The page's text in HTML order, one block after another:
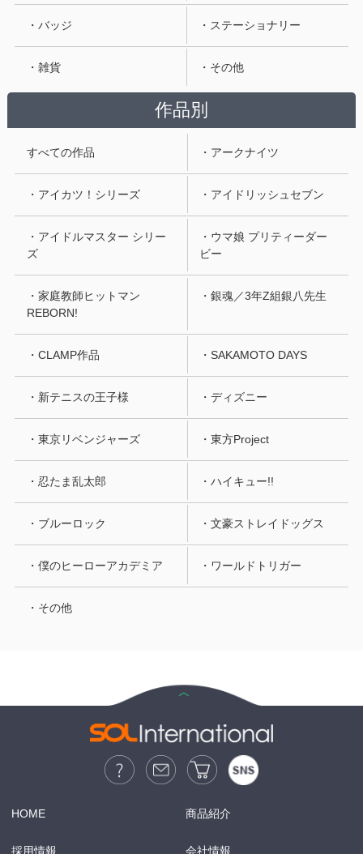
・バッジ ・ステーショナリー
・雑貨 ・その他
作品別
すべての作品 ・アークナイツ
・アイカツ！シリーズ ・アイドリッシュセブン
・アイドルマスター シリー
ズ
・ウマ娘 プリティーダー
ビー
・家庭教師ヒットマン
REBORN!
・銀魂／3年Z組銀八先生
・CLAMP作品 ・SAKAMOTO DAYS
・新テニスの王子様 ・ディズニー
・東京リベンジャーズ ・東方Project
・忍たま乱太郎 ・ハイキュー!!
・ブルーロック ・文豪ストレイドッグス
・僕のヒーローアカデミア ・ワールドトリガー
・その他
HOME
採用情報
商品紹介
会社情報